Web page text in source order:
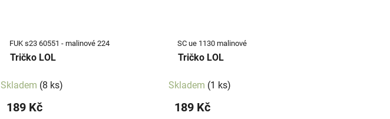
FUK s23 60551 - malinové 224
Tričko LOL
Skladem (8 ks)
189 Kč
SC ue 1130 malinové
Tričko LOL
Skladem (1 ks)
189 Kč